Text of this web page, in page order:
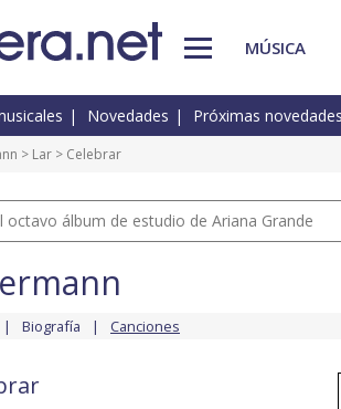
MÚSICA
Novedades Próximas novedades
> Lar > Celebrar
octavo álbum de estudio de Ariana Grande
Biografía Canciones